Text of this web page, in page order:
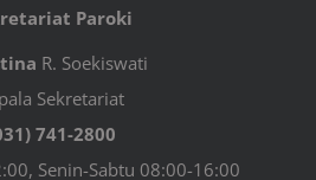
Paroki
R. Soekiswati
Sekretariat
741-2800
Senin-Sabtu 08:00-16:00